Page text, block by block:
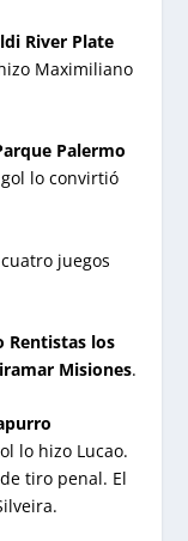
River Plate
Maximiliano
Palermo
gol lo convirtió
juegos
Rentistas los
Misiones.
lo hizo Lucao.
tiro penal. El